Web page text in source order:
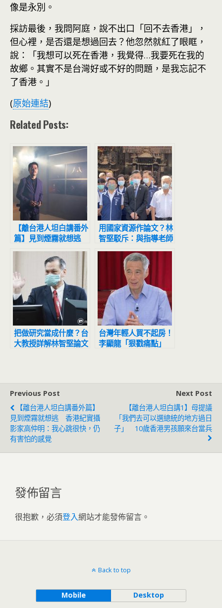
像是永別。
採訪最後，我問阿庭，說不出口「回不去香港」，
但心裡，是否還是想過回去？他忽然就紅了眼眶，
說：「我想可以死在香港，我覺得…我要死在我的
故鄉。其實不是台灣好或不好的問題，是我忘記不
了香港。」
(原始連結)
Related Posts:
【離台港人坦白講番外
篇】見到煙霧就想逃
香港紀實攝影家高仲
明：我心跳很快，仍有
害怕的感覺
用國家資源作論文？林
智堅駁斥：與指導老師
共同參與研究計畫
把做研究當成什麼？台
大教授詳解林智堅論文
台灣年輕人買不起房！
李顯龍「狠戳痛點」
Previous Post
【離台港人坦白講番外篇】
見到煙霧就想逃 香港紀實攝
影家高仲明：我心跳很快，仍
有害怕的感覺
Next Post
【離台港人坦白講1】母提議
「我們去可以選總統的地方過日
子」 10歲香港男孩願來台當兵
發佈留言
很抱歉，必須登入網站才能發佈留言。
Back to top
Mobile Desktop